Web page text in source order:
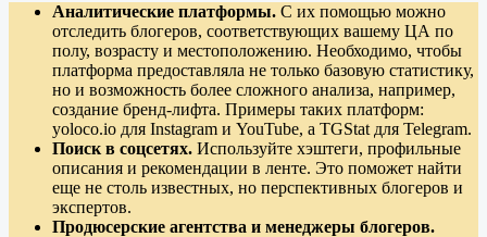
Аналитические платформы. С их помощью можно
отследить блогеров, соответствующих вашему ЦА по
полу, возрасту и местоположению. Необходимо, чтобы
платформа предоставляла не только базовую статистику,
но и возможность более сложного анализа, например,
создание бренд-лифта. Примеры таких платформ:
yoloco.io для Instagram и YouTube, а TGStat для Telegram.
Поиск в соцсетях. Используйте хэштеги, профильные
описания и рекомендации в ленте. Это поможет найти
еще не столь известных, но перспективных блогеров и
экспертов.
Продюсерские агентства и менеджеры блогеров.